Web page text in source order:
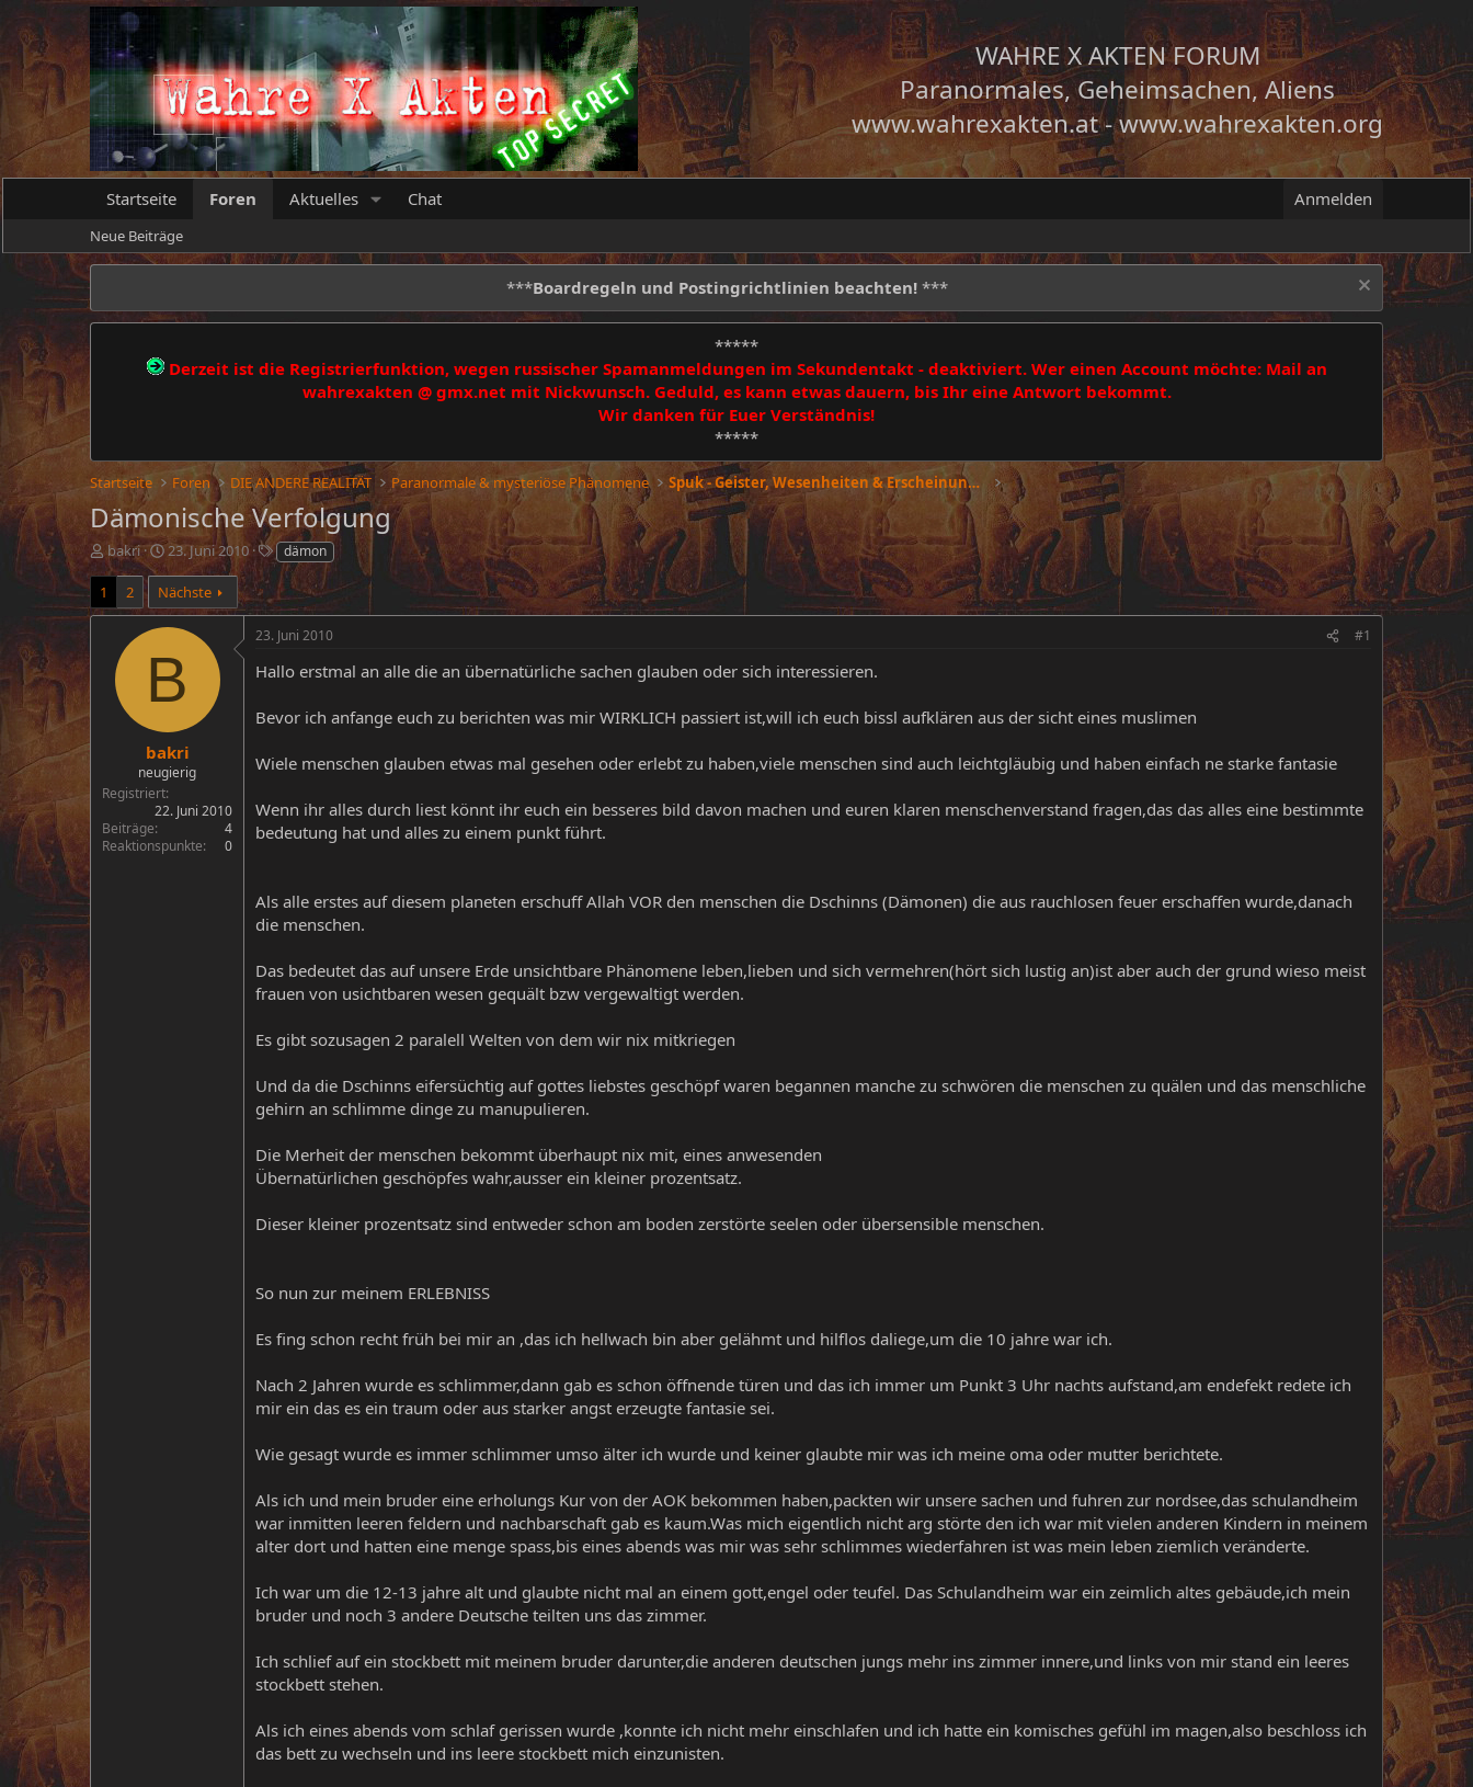
WAHRE X AKTEN FORUM
Paranormales, Geheimsachen, Aliens
www.wahrexakten.at-www.wahrexakten.org
Startseite Foren Aktuelles Chat Anmelden
Neue Beiträge
***Boardregeln und Postingrichtlinien beachten! ***
*****
Derzeit ist die Registrierfunktion, wegen russischer Spamanmeldungen im Sekundentakt - deaktiviert. Wer einen Account möchte: Mail an
wahrexakten @ gmx.net mit Nickwunsch. Geduld, es kann etwas dauern, bis Ihr eine Antwort bekommt.
Wir danken für Euer Verständnis!
*****
Startseite Foren DIE ANDERE REALITÄT Paranormale & mysteriöse Phänomene Spuk - Geister, Wesenheiten & Erscheinungen
Dämonische Verfolgung
E
r
t
bakri
E
s
t
e
l
t
a
m
23. Juni 2010
S
c
h
l
a
g
w
t
dämon
1 2 Nächste
B
bakri
neugierig
Registriert
22. Juni 2010
Beiträge
4
Reaktionspunkte
0
23. Juni 2010 #1
Hallo erstmal an alle die an übernatürliche sachen glauben oder sich interessieren.
Bevor ich anfange euch zu berichten was mir WIRKLICH passiert ist,will ich euch bissl aufklären aus der sicht eines muslimen
Wiele menschen glauben etwas mal gesehen oder erlebt zu haben,viele menschen sind auch leichtgläubig und haben einfach ne starke fantasie
Wenn ihr alles durch liest könnt ihr euch ein besseres bild davon machen und euren klaren menschenverstand fragen,das das alles eine bestimmte
bedeutung hat und alles zu einem punkt führt.
Als alle erstes auf diesem planeten erschuff Allah VOR den menschen die Dschinns (Dämonen) die aus rauchlosen feuer erschaffen wurde,danach
die menschen.
Das bedeutet das auf unsere Erde unsichtbare Phänomene leben,lieben und sich vermehren(hört sich lustig an)ist aber auch der grund wieso meist
frauen von usichtbaren wesen gequält bzw vergewaltigt werden.
Es gibt sozusagen 2 paralell Welten von dem wir nix mitkriegen
Und da die Dschinns eifersüchtig auf gottes liebstes geschöpf waren begannen manche zu schwören die menschen zu quälen und das menschliche
gehirn an schlimme dinge zu manupulieren.
Die Merheit der menschen bekommt überhaupt nix mit, eines anwesenden
Übernatürlichen geschöpfes wahr,ausser ein kleiner prozentsatz.
Dieser kleiner prozentsatz sind entweder schon am boden zerstörte seelen oder übersensible menschen.
So nun zur meinem ERLEBNISS
Es fing schon recht früh bei mir an ,das ich hellwach bin aber gelähmt und hilflos daliege,um die 10 jahre war ich.
Nach 2 Jahren wurde es schlimmer,dann gab es schon öffnende türen und das ich immer um Punkt 3 Uhr nachts aufstand,am endefekt redete ich
mir ein das es ein traum oder aus starker angst erzeugte fantasie sei.
Wie gesagt wurde es immer schlimmer umso älter ich wurde und keiner glaubte mir was ich meine oma oder mutter berichtete.
Als ich und mein bruder eine erholungs Kur von der AOK bekommen haben,packten wir unsere sachen und fuhren zur nordsee,das schulandheim
war inmitten leeren feldern und nachbarschaft gab es kaum.Was mich eigentlich nicht arg störte den ich war mit vielen anderen Kindern in meinem
alter dort und hatten eine menge spass,bis eines abends was mir was sehr schlimmes wiederfahren ist was mein leben ziemlich veränderte.
Ich war um die 12-13 jahre alt und glaubte nicht mal an einem gott,engel oder teufel. Das Schulandheim war ein zeimlich altes gebäude,ich mein
bruder und noch 3 andere Deutsche teilten uns das zimmer.
Ich schlief auf ein stockbett mit meinem bruder darunter,die anderen deutschen jungs mehr ins zimmer innere,und links von mir stand ein leeres
stockbett stehen.
Als ich eines abends vom schlaf gerissen wurde ,konnte ich nicht mehr einschlafen und ich hatte ein komisches gefühl im magen,also beschloss ich
das bett zu wechseln und ins leere stockbett mich einzunisten.